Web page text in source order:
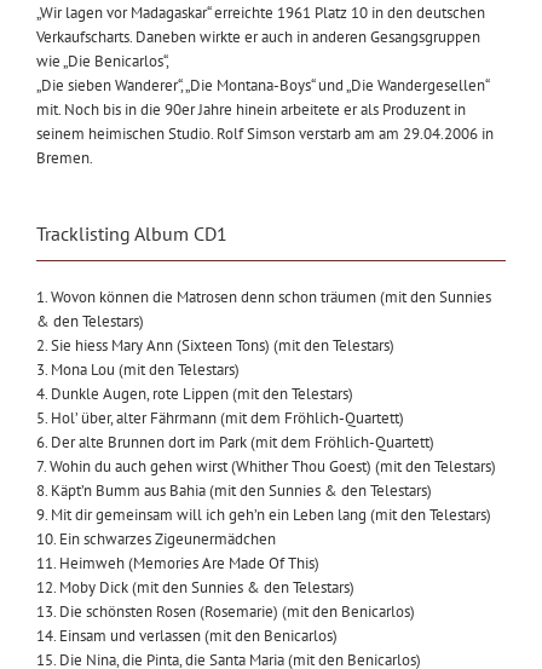
„Wir lagen vor Madagaskar“ erreichte 1961 Platz 10 in den deutschen
Verkaufscharts. Daneben wirkte er auch in anderen Gesangsgruppen
wie „Die Benicarlos“,
„Die sieben Wanderer“, „Die Montana-Boys“ und „Die Wandergesellen“
mit. Noch bis in die 90er Jahre hinein arbeitete er als Produzent in
seinem heimischen Studio. Rolf Simson verstarb am am 29.04.2006 in
Bremen.
Tracklisting Album CD1
1. Wovon können die Matrosen denn schon träumen (mit den Sunnies
& den Telestars)
2. Sie hiess Mary Ann (Sixteen Tons) (mit den Telestars)
3. Mona Lou (mit den Telestars)
4. Dunkle Augen, rote Lippen (mit den Telestars)
5. Hol’ über, alter Fährmann (mit dem Fröhlich-Quartett)
6. Der alte Brunnen dort im Park (mit dem Fröhlich-Quartett)
7. Wohin du auch gehen wirst (Whither Thou Goest) (mit den Telestars)
8. Käpt’n Bumm aus Bahia (mit den Sunnies & den Telestars)
9. Mit dir gemeinsam will ich geh’n ein Leben lang (mit den Telestars)
10. Ein schwarzes Zigeunermädchen
11. Heimweh (Memories Are Made Of This)
12. Moby Dick (mit den Sunnies & den Telestars)
13. Die schönsten Rosen (Rosemarie) (mit den Benicarlos)
14. Einsam und verlassen (mit den Benicarlos)
15. Die Nina, die Pinta, die Santa Maria (mit den Benicarlos)